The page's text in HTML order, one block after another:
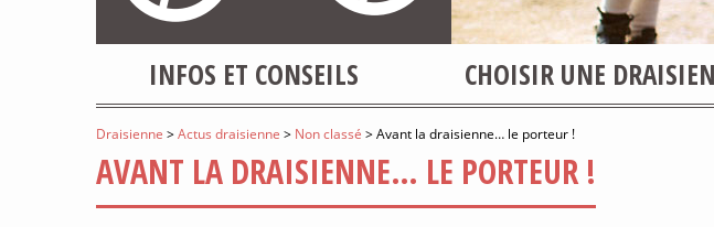
INFOS ET CONSEILS CHOISIR UNE
Draisienne >Actus draisienne > Non classé >Avant la draisienne… le porteur !
AVANT LA DRAISIENNE… LE PORTEUR !